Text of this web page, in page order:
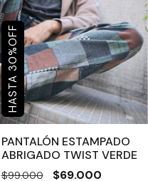
30
%
OFF
PANTALÓN ESTAMPADO
ABRIGADO TWIST VERDE
$99.000 $69.000